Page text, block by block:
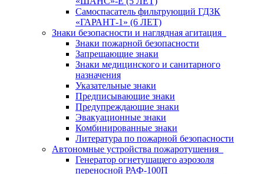
Самоспасатель фильтрующий ГДЗК
«ГАРАНТ-1» (6 ЛЕТ)
Знаки безопасности и наглядная агитация
Знаки пожарной безопасности
Запрещающие знаки
Знаки медицинского и санитарного
назначения
Указательные знаки
Предписывающие знаки
Предупреждающие знаки
Эвакуационные знаки
Комбинированные знаки
Литература по пожарной безопасности
Автономные устройства пожаротушения
Генератор огнетушащего аэрозоля
переносной РАФ-100П